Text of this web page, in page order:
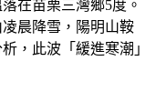
到寒流持續影響，各
在苗栗三灣鄉5度。
晨降雪，陽明山鞍
，此波「緩進寒潮」